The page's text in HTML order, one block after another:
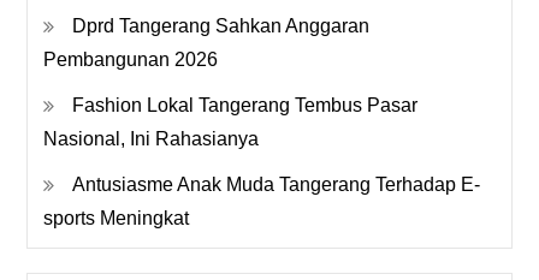
Dprd Tangerang Sahkan Anggaran
Pembangunan 2026
Fashion Lokal Tangerang Tembus Pasar
Nasional, Ini Rahasianya
Antusiasme Anak Muda Tangerang Terhadap E-
sports Meningkat